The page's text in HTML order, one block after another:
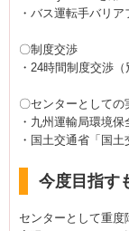
・バス運転手バリ
〇制度交渉
・24時間制度交渉（
〇センターとしての
・九州運輸局環境
・国土交通省「国
今度目指す
センターとして重